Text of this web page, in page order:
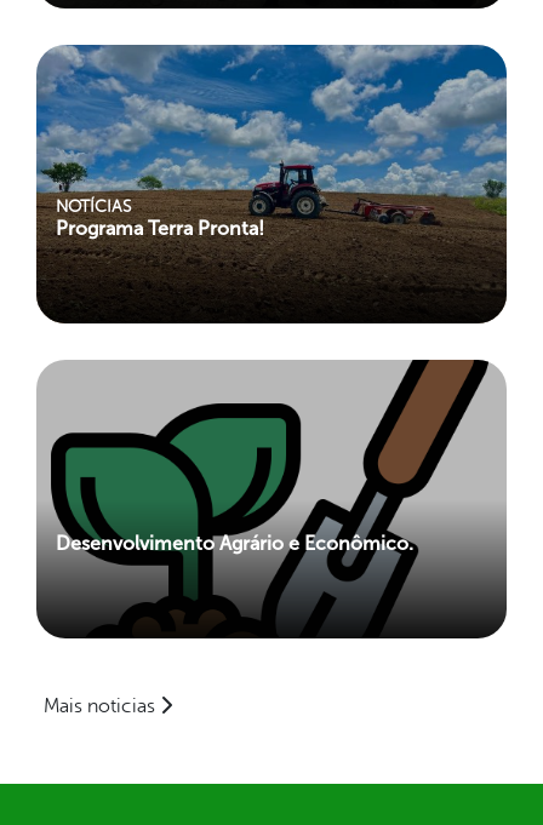
NOTÍCIAS
Programa Terra Pronta!
Desenvolvimento Agrário e Econômico.
Mais noticias